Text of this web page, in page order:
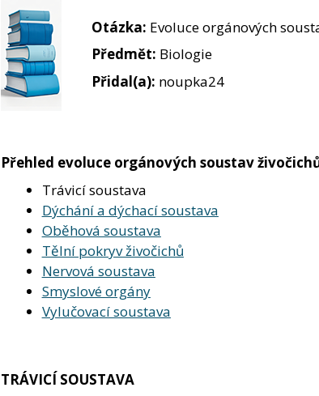
Otázka: Evoluce orgánových
Předmět: Biologie
Přidal(a): noupka24
Přehled evoluce orgánových soustav
Trávicí soustava
Dýchání a dýchací soustava
Oběhová soustava
Tělní pokryv živočichů
Nervová soustava
Smyslové orgány
Vylučovací soustava
TRÁVICÍ SOUSTAVA